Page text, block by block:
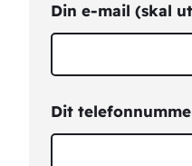
Din e-mail (skal
Dit